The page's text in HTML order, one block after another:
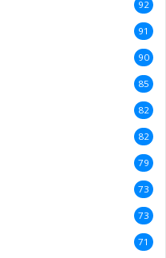
92
91
90
85
82
82
79
73
73
71